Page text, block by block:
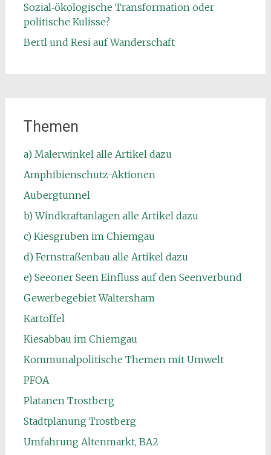
Sozial‑ökologische Transformation oder
politische Kulisse?
Bertl und Resi auf Wanderschaft
Themen
a) Malerwinkel alle Artikel dazu
Amphibienschutz-Aktionen
Aubergtunnel
b) Windkraftanlagen alle Artikel dazu
c) Kiesgruben im Chiemgau
d) Fernstraßenbau alle Artikel dazu
e) Seeoner Seen Einfluss auf den Seenverbund
Gewerbegebiet Waltersham
Kartoffel
Kiesabbau im Chiemgau
Kommunalpolitische Themen mit Umwelt
PFOA
Platanen Trostberg
Stadtplanung Trostberg
Umfahrung Altenmarkt, BA2